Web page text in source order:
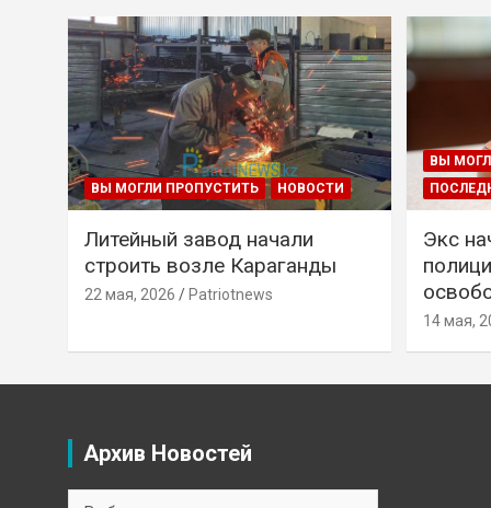
ВЫ МОГЛИ ПРОПУСТИТЬ НОВОСТИ
Литейный завод начали
строить возле Караганды
22 мая, 2026 Patriotnews
ВЫ
Экс
14 мая,
Архив Новостей